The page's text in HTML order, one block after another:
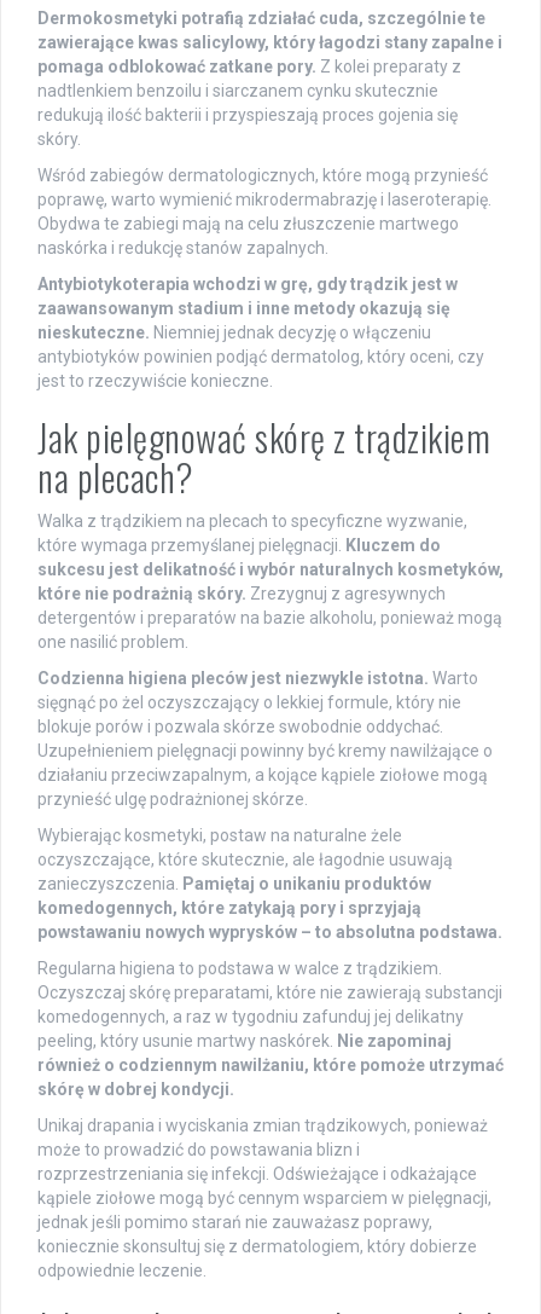
Dermokosmetyki potrafią zdziałać cuda, szczególnie te
zawierające kwas salicylowy, który łagodzi stany zapalne i
pomaga odblokować zatkane pory. Z kolei preparaty z
nadtlenkiem benzoilu i siarczanem cynku skutecznie
redukują ilość bakterii i przyspieszają proces gojenia się
skóry.
Wśród zabiegów dermatologicznych, które mogą przynieść
poprawę, warto wymienić mikrodermabrazję i laseroterapię.
Obydwa te zabiegi mają na celu złuszczenie martwego
naskórka i redukcję stanów zapalnych.
Antybiotykoterapia wchodzi w grę, gdy trądzik jest w
zaawansowanym stadium i inne metody okazują się
nieskuteczne. Niemniej jednak decyzję o włączeniu
antybiotyków powinien podjąć dermatolog, który oceni, czy
jest to rzeczywiście konieczne.
Jak pielęgnować skórę z trądzikiem
na plecach?
Walka z trądzikiem na plecach to specyficzne wyzwanie,
które wymaga przemyślanej pielęgnacji.
Kluczem do
sukcesu jest delikatność i wybór naturalnych kosmetyków,
które nie podrażnią skóry. Zrezygnuj z agresywnych
detergentów i preparatów na bazie alkoholu, ponieważ mogą
one nasilić problem.
Codzienna higiena pleców jest niezwykle istotna. Warto
sięgnąć po żel oczyszczający o lekkiej formule, który nie
blokuje porów i pozwala skórze swobodnie oddychać.
Uzupełnieniem pielęgnacji powinny być kremy nawilżające o
działaniu przeciwzapalnym, a kojące kąpiele ziołowe mogą
przynieść ulgę podrażnionej skórze.
Wybierając kosmetyki, postaw na naturalne żele
oczyszczające, które skutecznie, ale łagodnie usuwają
zanieczyszczenia.
Pamiętaj o unikaniu produktów
komedogennych, które zatykają pory i sprzyjają
powstawaniu nowych wyprysków – to absolutna podstawa.
Regularna higiena to podstawa w walce z trądzikiem.
Oczyszczaj skórę preparatami, które nie zawierają substancji
komedogennych, a raz w tygodniu zafunduj jej delikatny
peeling, który usunie martwy naskórek.
Nie zapominaj
również o codziennym nawilżaniu, które pomoże utrzymać
skórę w dobrej kondycji.
Unikaj drapania i wyciskania zmian trądzikowych, ponieważ
może to prowadzić do powstawania blizn i
rozprzestrzeniania się infekcji. Odświeżające i odkażające
kąpiele ziołowe mogą być cennym wsparciem w pielęgnacji,
jednak jeśli pomimo starań nie zauważasz poprawy,
koniecznie skonsultuj się z dermatologiem, który dobierze
odpowiednie leczenie.